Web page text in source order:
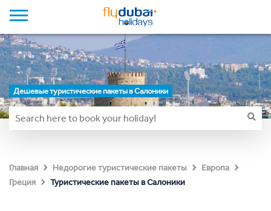
Дешевые туристические пакеты в Салоники
Главная Недорогие туристические пакеты
Европа
Греция
Туристические пакеты в Салоники